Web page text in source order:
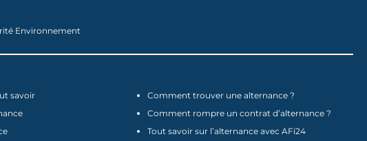
Environnement
savoir
Comment trouver une alternance ?
Comment rompre un contrat d’alternance ?
Tout savoir sur l’alternance avec AFi24